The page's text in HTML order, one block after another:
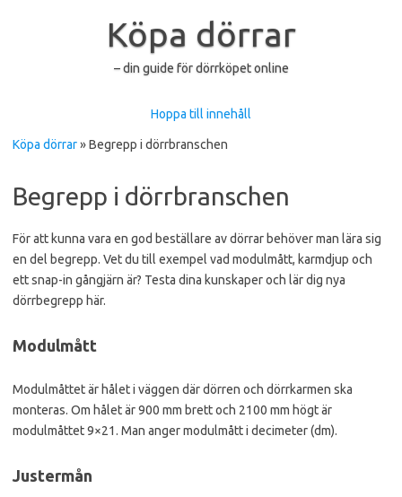
Köpa dörrar
– din guide för dörrköpet online
Hoppa till innehåll
Köpa dörrar»Begrepp i dörrbranschen
Begrepp i dörrbranschen
För att kunna vara en god beställare av dörrar behöver man lära sig
en del begrepp. Vet du till exempel vad modulmått, karmdjup och
ett snap-in gångjärn är? Testa dina kunskaper och lär dig nya
dörrbegrepp här.
Modulmått
Modulmåttet är hålet i väggen där dörren och dörrkarmen ska
monteras. Om hålet är 900 mm brett och 2100 mm högt är
modulmåttet 9×21. Man anger modulmått i decimeter (dm).
Justermån